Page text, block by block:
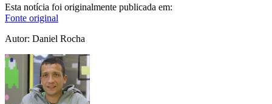
Esta notícia foi originalmente publicada em:
Fonte original
Autor: Daniel Rocha